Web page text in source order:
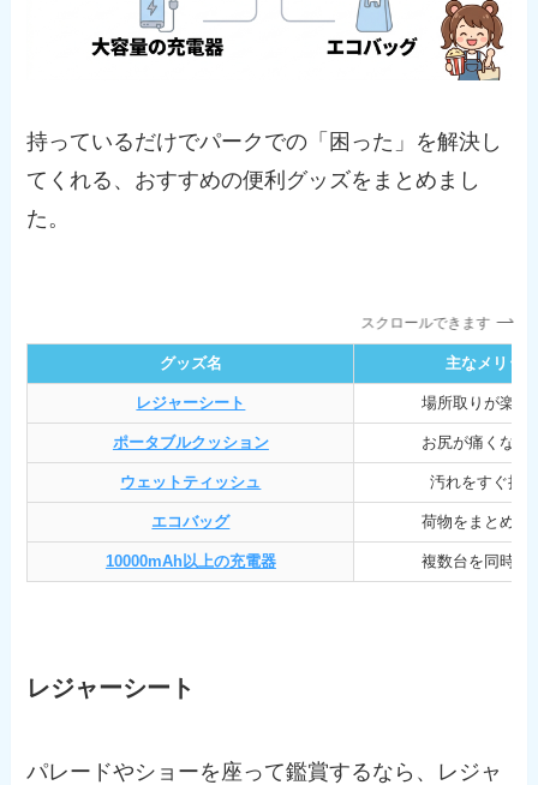
持っているだけでパークでの「困った」を解決し
てくれる、おすすめの便利グッズをまとめまし
た。
スクロールできます
グッズ名 主なメリット
レジャーシート 場所取りが楽に
ポータブルクッション お尻が痛くなら
ウェットティッシュ 汚れをすぐ拭
エコバッグ 荷物をまとめら
10000mAh以上の充電器 複数台を同時に
レジャーシート
パレードやショーを座って鑑賞するなら、レジャ